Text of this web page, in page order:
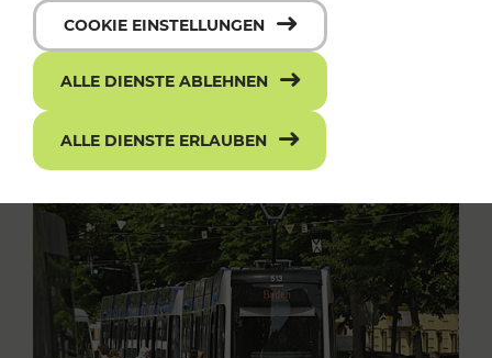
COOKIE EINSTELLUNGEN
ALLE DIENSTE ABLEHNEN
ALLE DIENSTE ERLAUBEN